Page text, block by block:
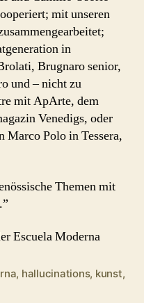
mit unseren
in
Brugnaro senior,
und – nicht zu
mit ApArte, dem
Venedigs, oder
Polo in Tessera,
Themen mit
Escuela Moderna
, hallucinations, kunst,